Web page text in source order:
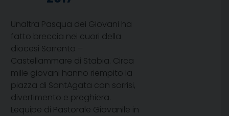
Unaltra Pasqua dei Giovani ha
fatto breccia nei cuori della
diocesi Sorrento –
Castellammare di Stabia. Circa
mille giovani hanno riempito la
piazza di SantAgata con sorrisi,
divertimento e preghiera.
Lequipe di Pastorale Giovanile in